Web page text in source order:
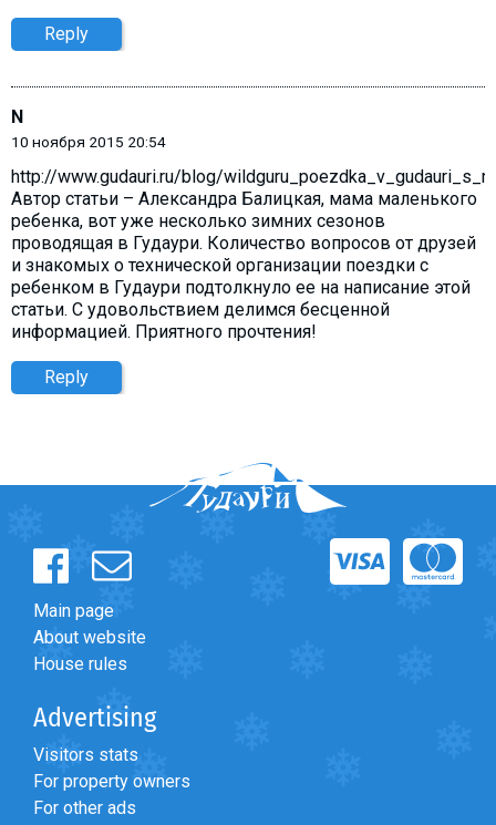
Reply
N
10 ноября 2015 20:54
http://www.gudauri.ru/blog/
Автор статьи – Александра Балицкая, мама маленького
ребенка, вот уже несколько зимних сезонов
проводящая в Гудаури. Количество вопросов от друзей
и знакомых о технической организации поездки с
ребенком в Гудаури подтолкнуло ее на написание этой
статьи. С удовольствием делимся бесценной
информацией. Приятного прочтения!
Reply
Main page
About website
House rules
Advertising
Visitors stats
For property owners
For other ads